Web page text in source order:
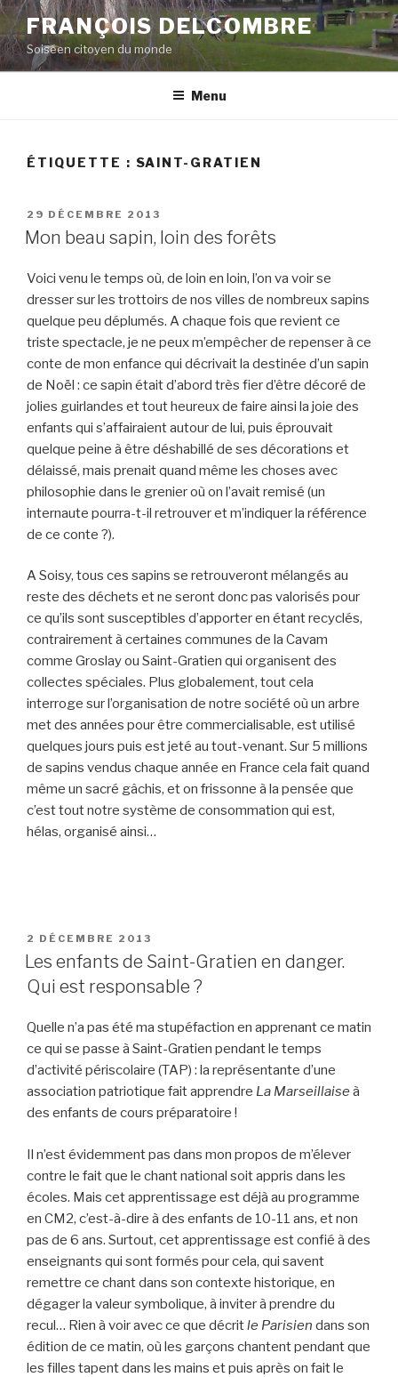
Aller
au
contenu
principal
FRANÇOIS DELCOMBRE
Soiséen citoyen du monde
Menu
ÉTIQUETTE : SAINT-GRATIEN
PUBLIÉ
LE
29 DÉCEMBRE 2013
Mon beau sapin, loin des forêts
Voici venu le temps où, de loin en loin, l’on va voir se
dresser sur les trottoirs de nos villes de nombreux sapins
quelque peu déplumés. A chaque fois que revient ce
triste spectacle, je ne peux m’empêcher de repenser à ce
conte de mon enfance qui décrivait la destinée d’un sapin
de Noël : ce sapin était d’abord très fier d’être décoré de
jolies guirlandes et tout heureux de faire ainsi la joie des
enfants qui s’affairaient autour de lui, puis éprouvait
quelque peine à être déshabillé de ses décorations et
délaissé, mais prenait quand même les choses avec
philosophie dans le grenier où on l’avait remisé (un
internaute pourra-t-il retrouver et m’indiquer la référence
de ce conte ?).
A Soisy, tous ces sapins se retrouveront mélangés au
reste des déchets et ne seront donc pas valorisés pour
ce qu’ils sont susceptibles d’apporter en étant recyclés,
contrairement à certaines communes de la Cavam
comme Groslay ou Saint-Gratien qui organisent des
collectes spéciales. Plus globalement, tout cela
interroge sur l’organisation de notre société où un arbre
met des années pour être commercialisable, est utilisé
quelques jours puis est jeté au tout-venant. Sur 5 millions
de sapins vendus chaque année en France cela fait quand
même un sacré gâchis, et on frissonne à la pensée que
c’est tout notre système de consommation qui est,
hélas, organisé ainsi…
PUBLIÉ
LE
2 DÉCEMBRE 2013
Les enfants de Saint-Gratien en danger.
Qui est responsable ?
Quelle n’a pas été ma stupéfaction en apprenant ce matin
ce qui se passe à Saint-Gratien pendant le temps
d’activité périscolaire (TAP) : la représentante d’une
association patriotique fait apprendre La Marseillaise à
des enfants de cours préparatoire !
Il n’est évidemment pas dans mon propos de m’élever
contre le fait que le chant national soit appris dans les
écoles. Mais cet apprentissage est déjà au programme
en CM2, c’est-à-dire à des enfants de 10-11 ans, et non
pas de 6 ans. Surtout, cet apprentissage est confié à des
enseignants qui sont formés pour cela, qui savent
remettre ce chant dans son contexte historique, en
dégager la valeur symbolique, à inviter à prendre du
recul… Rien à voir avec ce que décritle Parisien dans son
édition de ce matin, où les garçons chantent pendant que
les filles tapent dans les mains et puis après on fait le